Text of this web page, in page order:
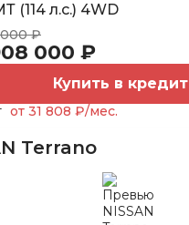
(114 л.с.) 4WD
000 ₽
000 ₽
Купить в кредит
от 31 808 ₽/мес.
Terrano